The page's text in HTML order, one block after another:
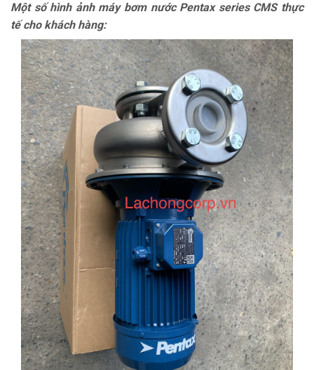
Một số hình ảnh máy bơm nước Pentax series CMS thực
tế cho khách hàng: